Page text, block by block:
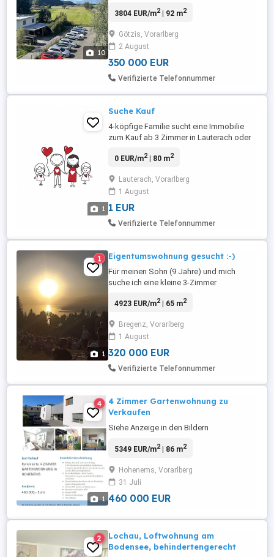
10
durchdachter Raumaufteilung, sonniger
Mit einer Wohnfläche von ca. 92 m sowie
einem zusätzlichen Balkon von ca. 10 m
bietet sie reichlich Platz für Familien, ...
3804 EUR/m2| 92 m2
Götzis, Vorarlberg
2 August
350 000 EUR
Verifizierte Telefonnummer
1
Suche Kauf
4-köpfige Familie sucht eine Immobilie
zum Kauf ab 3 Zimmer in Lauterach oder
Zuhause mit Garten. Ob Wohnung,
sind offen für verschiedene
Immobilienarten und freuen uns über
jedes Angebot. Die Finanzierung ist
0 EUR/m2| 80 m2
Lauterach, Vorarlberg
1 August
1 EUR
Verifizierte Telefonnummer
1
1 Eigentumswohnung gesucht :-)
Für meinen Sohn (9 Jahre) und mich
suche ich eine kleine 3-Zimmer
Gerne auch weitersagen. Freue mich über
4923 EUR/m2| 65 m2
Bregenz, Vorarlberg
1 August
320 000 EUR
Verifizierte Telefonnummer
1
4
4 Zimmer Gartenwohnung zu
Verkaufen
Siehe Anzeige in den Bildern
5349 EUR/m2| 86 m2
Hohenems, Vorarlberg
31 Juli
460 000 EUR
2
Lochau, Loftwohnung am
Bodensee, behindertengerecht